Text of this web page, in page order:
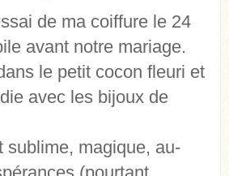
de ma coiffure le 24
avant notre mariage.
le petit cocon fleuri et
avec les bijoux de
sublime, magique, au-